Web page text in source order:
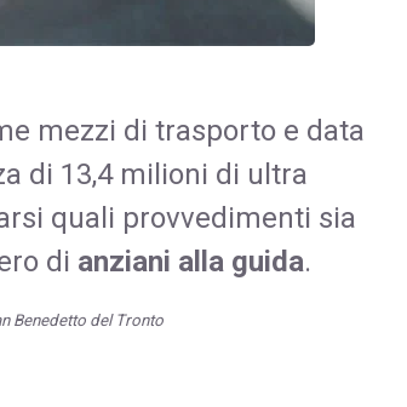
mezzi di trasporto e data
di 13,4 milioni di ultra
quali provvedimenti sia
di anziani alla guida.
Benedetto del Tronto